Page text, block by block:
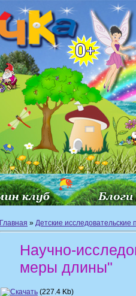
Главная » Детские исследовательские
Научно-
меры длины"
(227.4 Kb)